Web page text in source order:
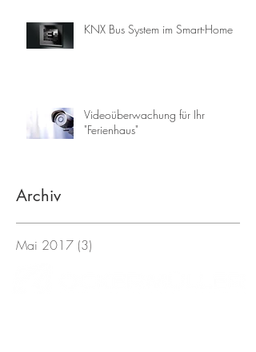
KNX Bus System im Smart-Home
Videoüberwachung für Ihr
"Ferienhaus"
Archiv
Mai 2017 (3)